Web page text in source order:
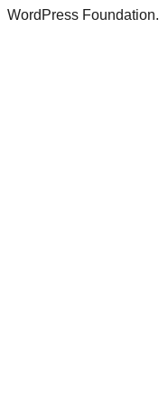
WordPress Foundation.